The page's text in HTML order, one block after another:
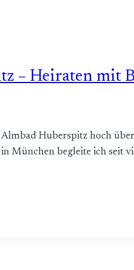
– Heiraten mit
Huberspitz hoch
München begleite ich seit